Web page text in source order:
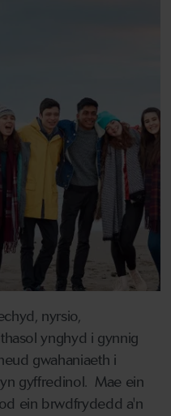
nyrsio,
ynghyd i gynnig
gwahaniaeth i
gyffredinol. Mae ein
ein brwdfrydedd a'n